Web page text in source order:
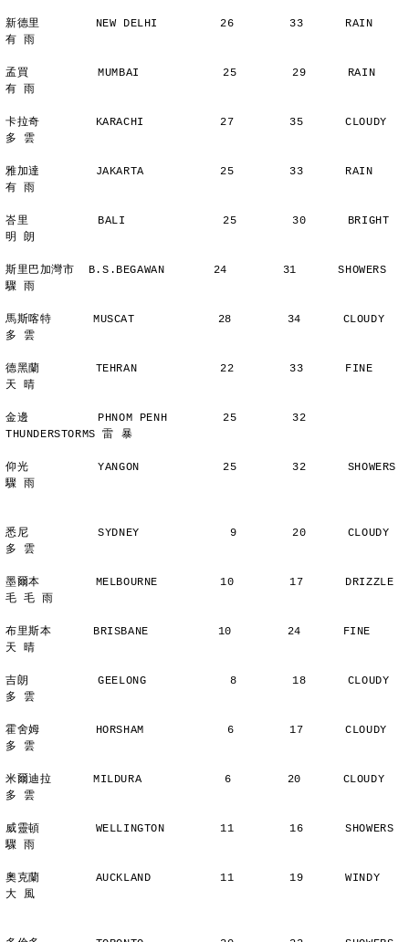
新德里        NEW DELHI         26        33      RAIN
有 雨
孟買          MUMBAI            25        29      RAIN
有 雨
卡拉奇        KARACHI           27        35      CLOUDY
多 雲
雅加達        JAKARTA           25        33      RAIN
有 雨
峇里          BALI              25        30      BRIGHT
明 朗
斯里巴加灣市  B.S.BEGAWAN       24        31      SHOWERS
驟 雨
馬斯喀特      MUSCAT            28        34      CLOUDY
多 雲
德黑蘭        TEHRAN            22        33      FINE
天 晴
金邊          PHNOM PENH        25        32
THUNDERSTORMS 雷 暴
仰光          YANGON            25        32      SHOWERS
驟 雨
悉尼          SYDNEY             9        20      CLOUDY
多 雲
墨爾本        MELBOURNE         10        17      DRIZZLE
毛 毛 雨
布里斯本      BRISBANE          10        24      FINE
天 晴
吉朗          GEELONG            8        18      CLOUDY
多 雲
霍舍姆        HORSHAM            6        17      CLOUDY
多 雲
米爾迪拉      MILDURA            6        20      CLOUDY
多 雲
威靈頓        WELLINGTON        11        16      SHOWERS
驟 雨
奧克蘭        AUCKLAND          11        19      WINDY
大 風